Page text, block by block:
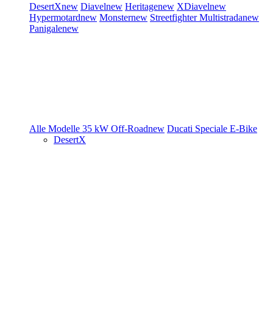
DesertXnew Diavelnew Heritagenew XDiavelnew
Hypermotardnew Monsternew StreetfighterMultistradanew
Panigalenew
Alle Modelle 35 kW Off-Roadnew Ducati Speciale E-Bike
DesertX